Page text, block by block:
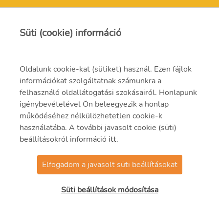
H-3271 Visonta, Erőmű utca 11.
+36 (37) 334-000
© 2021 MVM Zrt
Süti (cookie) információ
Oldalunk cookie-kat (sütiket) használ. Ezen fájlok
információkat szolgáltatnak számunkra a
felhasználó oldallátogatási szokásairól. Honlapunk
igénybevételével Ön beleegyezik a honlap
működéséhez nélkülözhetetlen cookie-k
használatába. A további javasolt cookie (süti)
beállításokról információ itt.
Elfogadom a javasolt süti beállításokat
Süti beállítások módosítása